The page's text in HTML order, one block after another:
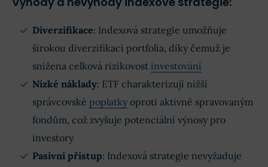
Diverzifikace: Indexová strategie umožňuje
širokou diverzifikaci portfolia, díky čemuž je
snížena celková rizikovost investování
Nízké náklady: ETF charakterizují nižší
správcovské poplatky oproti aktivně spravovaným
fondům, což zvyšuje potenciální výnosy pro
investory
Pasivní přístup: Indexová strategie nevyžaduje